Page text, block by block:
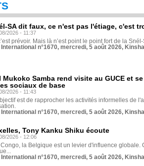
SA dit faux, ce n'est pas l'étiage, c'est
2026 - 11:37
prévoir. Mais là n’est point le point fort de la
International n°1670, mercredi, 5 août 2026,
Mukoko Samba rend visite au GUCE et
sociaux de base
2026 - 11:43
est de rapprocher les activités informelles de
International n°1670, mercredi, 5 août 2026,
Tony Kanku Shiku écoute
2026 - 12:06
Congo, la Belgique est un levier d'influence globale.
International n°1670, mercredi, 5 août 2026,